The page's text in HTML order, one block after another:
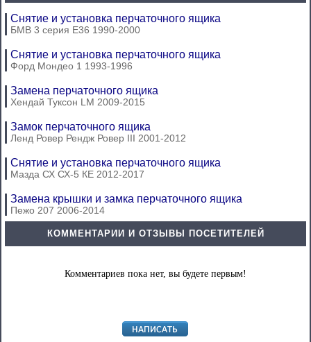
Снятие и установка перчаточного ящика
БМВ 3 серия Е36 1990-2000
Снятие и установка перчаточного ящика
Форд Мондео 1 1993-1996
Замена перчаточного ящика
Хендай Туксон LM 2009-2015
Замок перчаточного ящика
Ленд Ровер Рендж Ровер III 2001-2012
Снятие и установка перчаточного ящика
Мазда СХ СХ-5 КЕ 2012-2017
Замена крышки и замка перчаточного ящика
Пежо 207 2006-2014
КОММЕНТАРИИ И ОТЗЫВЫ ПОСЕТИТЕЛЕЙ
Комментариев пока нет, вы будете первым!